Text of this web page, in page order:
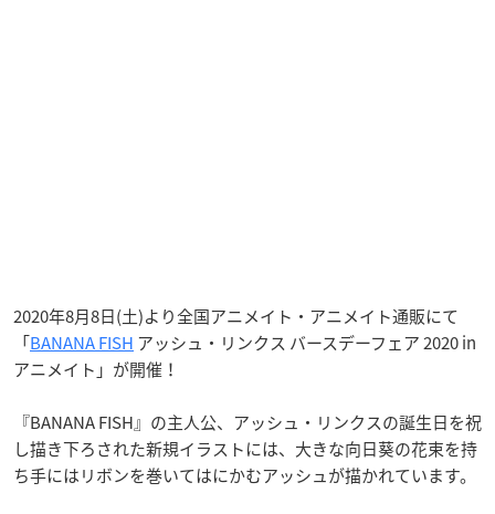
2020年8月8日(土)より全国アニメイト・アニメイト通販にて
「BANANA FISH アッシュ・リンクス バースデーフェア 2020 in
アニメイト」が開催！
『BANANA FISH』の主人公、アッシュ・リンクスの誕生日を祝
し描き下ろされた新規イラストには、大きな向日葵の花束を持
ち手にはリボンを巻いてはにかむアッシュが描かれています。